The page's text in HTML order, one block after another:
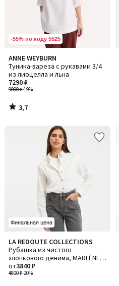
-55% по коду 5525
ANNE WEYBURN
Туника-вареза с рукавами 3/4
из лиоцелла и льна
9000 ₽-19%
7290 ₽
3,7
/ 5
3,7
/
Финальная цена
LA REDOUTE COLLECTIONS
Рубашка из чистого
хлопкового денима, MARLÈNE /
МАРЛЕН
4800 ₽-20%
от3840 ₽
4,1
/ 5
Количество
цветов:
2